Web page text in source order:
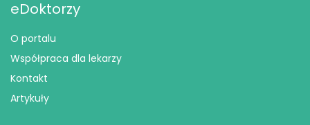
eDoktorzy
O portalu
Współpraca dla lekarzy
Kontakt
Artykuły